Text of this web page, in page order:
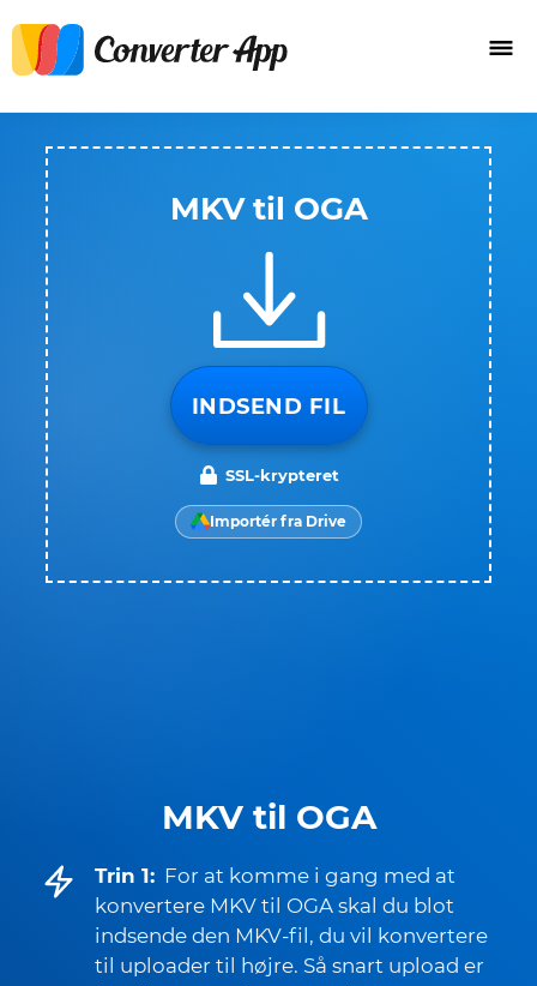
MKV til OGA
Trin 1: For at komme i gang med at
konvertere MKV til OGA skal du blot
indsende den MKV-fil, du vil konvertere
til uploader til højre. Så snart upload er
MKV til OGA
INDSEND FIL
SSL-krypteret
Importér fra Drive